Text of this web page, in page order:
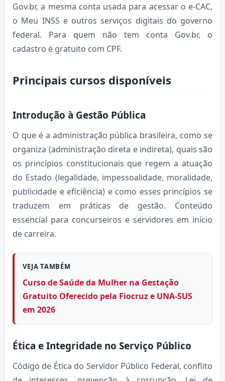
Gov.br, a mesma conta usada para acessar o e-CAC,
o Meu INSS e outros serviços digitais do governo
federal. Para quem não tem conta Gov.br, o
cadastro é gratuito com CPF.
Principais cursos disponíveis
Introdução à Gestão Pública
O que é a administração pública brasileira, como se
organiza (administração direta e indireta), quais são
os princípios constitucionais que regem a atuação
do Estado (legalidade, impessoalidade, moralidade,
publicidade e eficiência) e como esses princípios se
traduzem em práticas de gestão. Conteúdo
essencial para concurseiros e servidores em início
de carreira.
VEJA TAMBÉM
Curso de Saúde da Mulher na Gestação
Gratuito Oferecido pela Fiocruz e UNA-SUS
em 2026
Ética e Integridade no Serviço Público
Código de Ética do Servidor Público Federal, conflito